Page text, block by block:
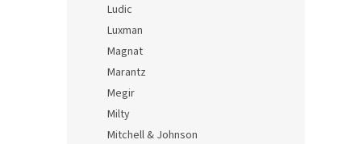
Ludic
Luxman
Magnat
Marantz
Megir
Milty
Mitchell & Johnson